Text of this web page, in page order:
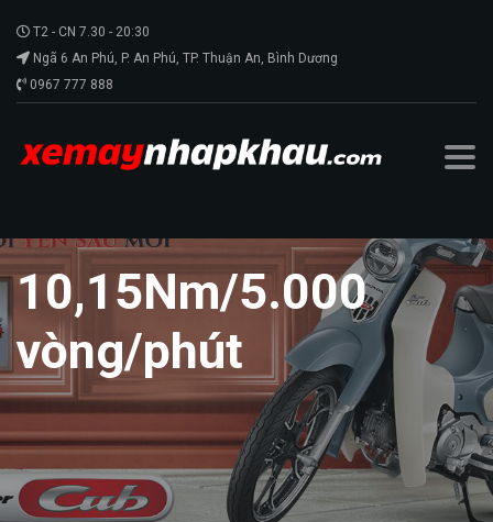
T2 - CN 7.30 - 20:30
Ngã 6 An Phú, P. An Phú, TP. Thuận An, Bình Dương
0967 777 888
10,15Nm/5.000
vòng/phút